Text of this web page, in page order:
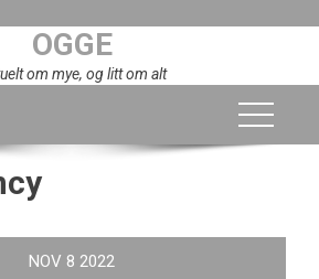
OGGE
om mye, og litt om alt
NOV 8 2022